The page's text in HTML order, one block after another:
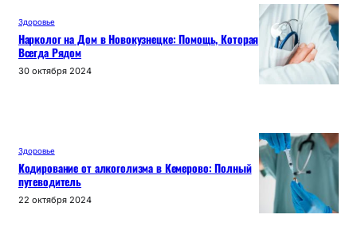
Здоровье
Нарколог на Дом в Новокузнецке: Помощь, Которая
Всегда Рядом
30 октября 2024
Здоровье
Кодирование от алкоголизма в Кемерово: Полный
путеводитель
22 октября 2024